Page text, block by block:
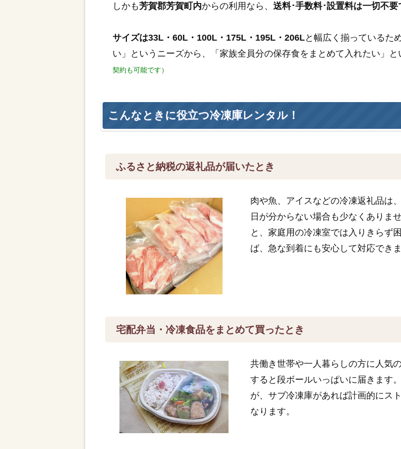
しかも芳賀郡芳賀町内からの利用なら、送料･手数料･設置料は一切不要
サイズは33L・60L・100L・175L・195L・206Lと幅広く揃っているた
い」というニーズから、「家族全員分の保存食をまとめて入れたい」と
契約も可能です）
こんなときに役立つ冷凍庫レンタル！
ふるさと納税の返礼品が届いたとき
肉や魚、アイスなどの冷凍返礼品は
日が分からない場合も少なくありま
と、家庭用の冷凍室では入りきらず
ば、急な到着にも安心して対応できま
宅配弁当・冷凍食品をまとめて買ったとき
共働き世帯や一人暮らしの方に人気
すると段ボールいっぱいに届きます
が、サブ冷凍庫があれば計画的にス
なります。